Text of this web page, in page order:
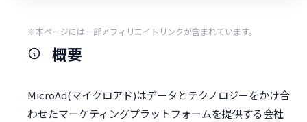
※本ページには一部アフィリエイトリンクが含まれています。
概要
MicroAd(マイクロアド)はデータとテクノロジーをかけ合
わせたマーケティングプラットフォームを提供する会社